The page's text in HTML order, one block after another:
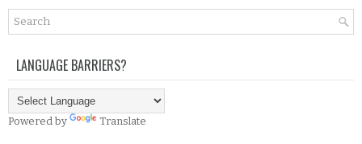
LANGUAGE BARRIERS?
Powered by Translate